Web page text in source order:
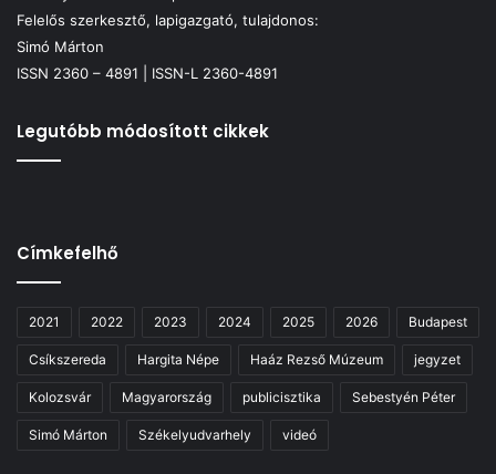
Felelős szerkesztő, lapigazgató, tulajdonos:
Simó Márton
ISSN 2360 – 4891 | ISSN-L 2360-4891
Legutóbb módosított cikkek
Címkefelhő
2021 2022 2023 2024 2025 2026 Budapest
Csíkszereda Hargita Népe Haáz Rezső Múzeum jegyzet
Kolozsvár Magyarország publicisztika Sebestyén Péter
Simó Márton Székelyudvarhely videó